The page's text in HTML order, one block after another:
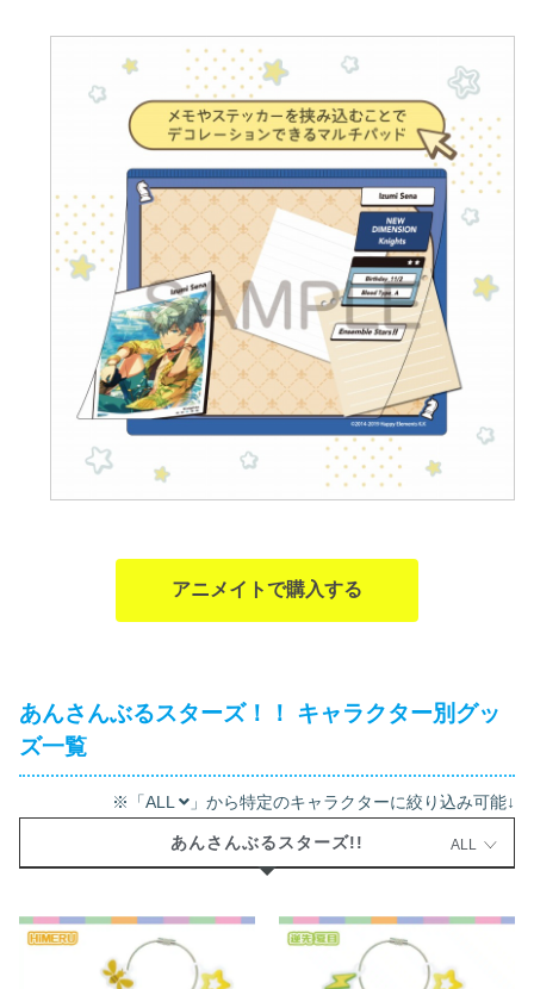
アニメイトで購入する
あんさんぶるスターズ！！ キャラクター別グッ
ズ一覧
※「ALL 」から特定のキャラクターに絞り込み可能↓
あんさんぶるスターズ!! ALL